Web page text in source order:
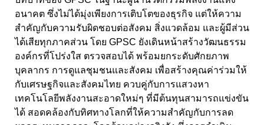
อนาคต ซึ่งไม่ได้มุ่งเพียงการเติบโตของธุรกิจ แต่ให้ความ
สำคัญกับความรับผิดชอบต่อสังคม สิ่งแวดล้อม และผู้มีส่วน
ได้เสียทุกภาคส่วน โดย GPSC ยังเดินหน้าสร้างวัฒนธรรม
องค์กรที่โปร่งใส ตรวจสอบได้ พร้อมยกระดับศักยภาพ
บุคลากร การดูแลชุมชนและสังคม เพื่อสร้างคุณค่าร่วมให้
กับเศรษฐกิจและสังคมไทย ควบคู่กับการแสวงหา
เทคโนโลยีพลังงานสะอาดใหม่ๆ ที่มีต้นทุนสามารถแข่งขัน
ได้ สอดคล้องกับทิศทางโลกที่ให้ความสำคัญกับการลด